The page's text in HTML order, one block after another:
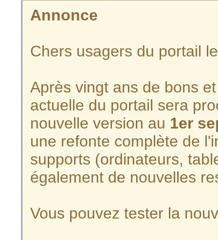
Annonce
Chers usagers du portail
Après vingt ans de bons
actuelle du portail sera
nouvelle version au 1er
une refonte complète de
supports (ordinateurs,
également de nouvelles
Vous pouvez tester la